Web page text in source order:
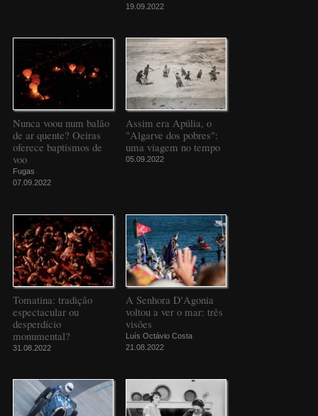
19.09.2022
Nunca voou num balão
de ar quente? Oeiras
oferece baptismos de
voo
Fugas
07.09.2022
Assim era Apúlia, o
"Algarve dos pobres":
uma viagem no tempo
05.09.2022
Tomatina: tradição
espectacular ou
desperdício
monumental?
31.08.2022
A Senhora D'Agonia
voltou a ver o mar: três
visões
Luís Octávio Costa
21.08.2022